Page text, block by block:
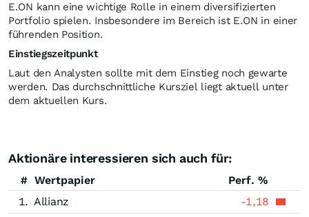
E.ON kann eine wichtige Rolle in einem diversifizierten
Portfolio spielen. Insbesondere im Bereich ist E.ON in einer
führenden Position.
Einstiegszeitpunkt
Laut den Analysten sollte mit dem Einstieg noch gewarte
werden. Das durchschnittliche Kursziel liegt aktuell unter
dem aktuellen Kurs.
Aktionäre interessieren sich auch für:
# Wertpapier
Perf. %
1. Allianz
-1,18